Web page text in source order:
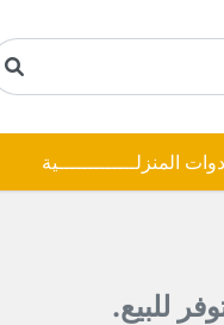
المنزلـــــــــــــية
للبيع.